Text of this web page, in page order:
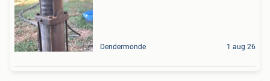
Dendermonde 1 aug 26